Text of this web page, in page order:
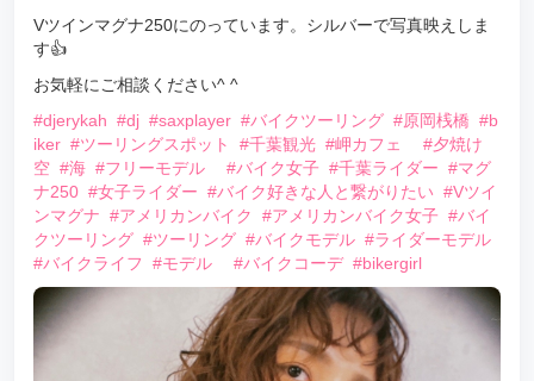
Vツインマグナ250にのっています。シルバーで写真映えしま
す👍
お気軽にご相談ください^ ^
#djerykah #dj #saxplayer #バイクツーリング #原岡桟橋 #b
iker #ツーリングスポット #千葉観光 #岬カフェ
#夕焼け
空 #海 #フリーモデル #バイク女子 #千葉ライダー #マグ
ナ250 #女子ライダー #バイク好きな人と繋がりたい #Vツイ
ンマグナ #アメリカンバイク #アメリカンバイク女子 #バイ
クツーリング #ツーリング #バイクモデル #ライダーモデル
#バイクライフ
#モデル #バイクコーデ #bikergirl